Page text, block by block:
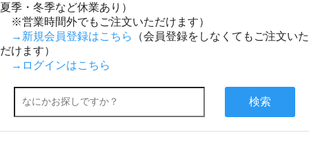
夏季・冬季など休業あり）
※営業時間外でもご注文いただけます）
→新規会員登録はこちら
（会員登録をしなくてもご注文いた
だけます）
→ログインはこちら
検索